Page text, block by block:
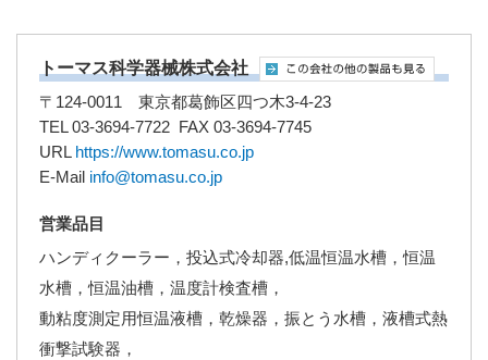
トーマス科学器械株式会社
〒124-0011 東京都葛飾区四つ木3-4-23
TEL 03-3694-7722 FAX 03-3694-7745
URL https://www.tomasu.co.jp
E-Mail info@tomasu.co.jp
営業品目
ハンディクーラー，投込式冷却器,低温恒温水槽，恒温
水槽，恒温油槽，温度計検査槽，
動粘度測定用恒温液槽，乾燥器，振とう水槽，液槽式熱
衝撃試験器，